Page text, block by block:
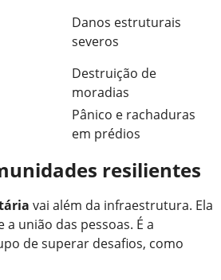
Danos estruturais
severos
Destruição de
moradias
Pânico e rachaduras
em prédios
resilientes
vai além da infraestrutura. Ela
a união das pessoas. É a
de superar desafios, como